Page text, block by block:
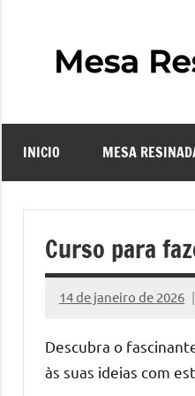
INICIO MESA
Curso para
14 de janeiro de 2026
Nenhum
Descubra o
às suas ideias com